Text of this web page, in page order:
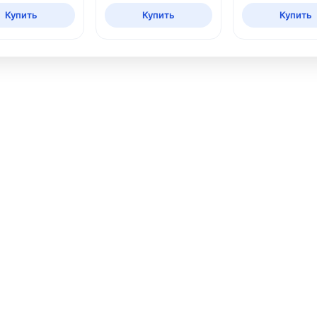
Купить Купить Купить